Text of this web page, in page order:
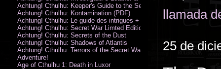
llamada
25 de
Achtung! Cthulhu: Keeper's Guide to the Secret War
Achtung! Cthulhu: Kontamination (PDF)
Achtung! Cthulhu: Le guide des intrigues + ecran
Achtung! Cthulhu: Secret War Limted Edition Book
Achtung! Cthulhu: Secrets of the Dust
Achtung! Cthulhu: Shadows of Atlantis
Achtung! Cthulhu: Terrors of the Secret War
Adventure!
Age of Cthulhu 1: Death in Luxor